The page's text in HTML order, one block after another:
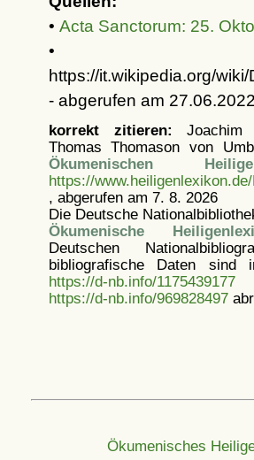
• Acta Sanctorum: 25.
•
https://it.wikipedia.org/
- abgerufen am 27.06.2022
korrekt zitieren: Joachim
Thomas Thomason von
Ökumenischen
https://
, abgerufen am 7. 8. 2026
Die Deutsche
Ökumenische
Deutschen
bibliografische Daten sind
https://d-nb.info/1175439177
https://d-nb.info/969828497
Ökumenisches